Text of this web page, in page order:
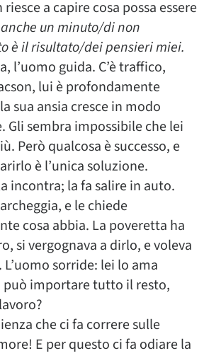
a capire cosa possa essere
un minuto/di non
è il risultato/dei pensieri miei.
l’uomo guida. C’è traffico,
lui è profondamente
sua ansia cresce in modo
Gli sembra impossibile che lei
Però qualcosa è successo, e
è l’unica soluzione.
incontra; la fa salire in auto.
e le chiede
cosa abbia. La poveretta ha
si vergognava a dirlo, e voleva
sorride: lei lo ama
può importare tutto il resto,
che ci fa correre sulle
E per questo ci fa odiare la